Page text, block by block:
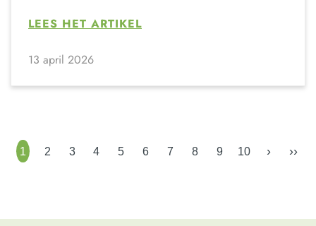
LEES HET ARTIKEL
13 april 2026
1 2 3 4 5 6 7 8 9 10 › ››